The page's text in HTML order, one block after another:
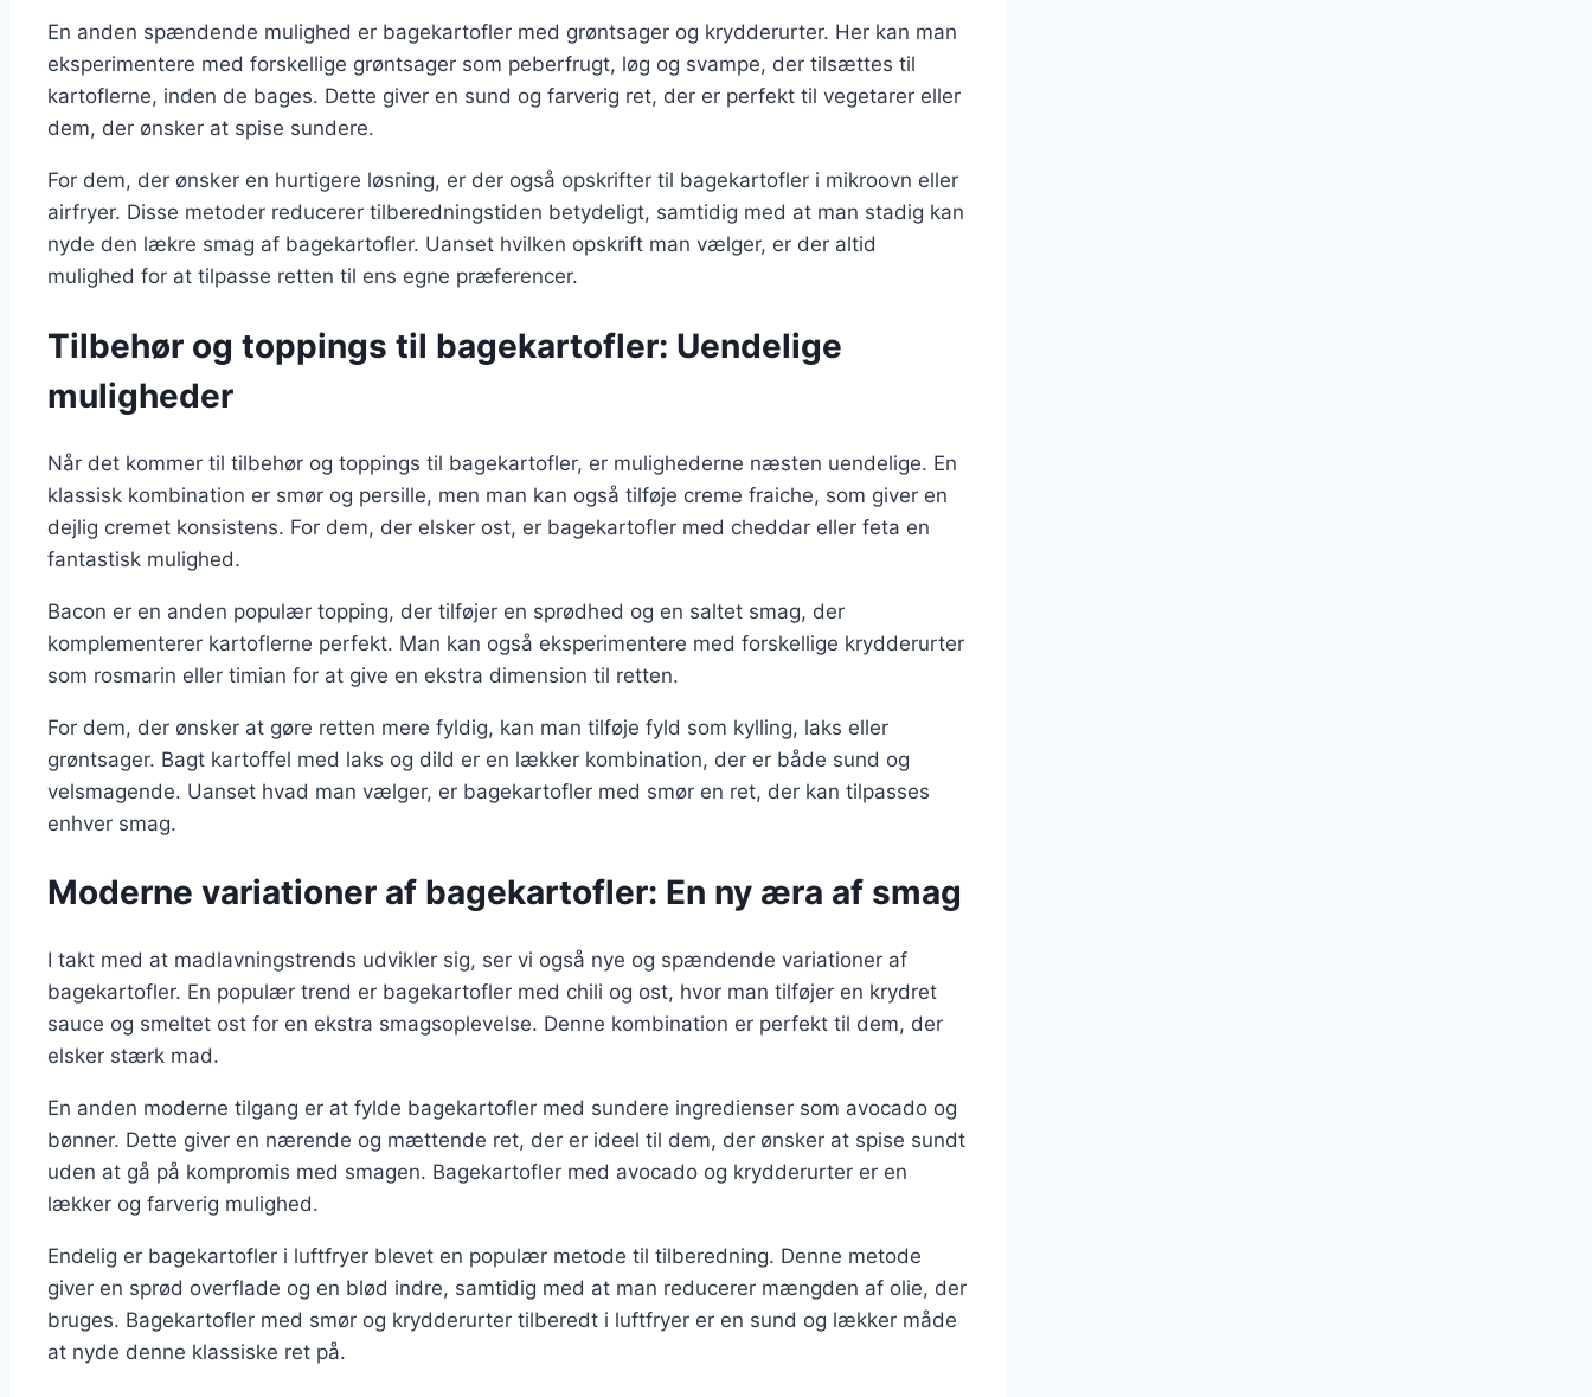
En anden spændende mulighed er bagekartofler med grøntsager og krydderurter. Her kan man
eksperimentere med forskellige grøntsager som peberfrugt, løg og svampe, der tilsættes til
kartoflerne, inden de bages. Dette giver en sund og farverig ret, der er perfekt til vegetarer eller
dem, der ønsker at spise sundere.
For dem, der ønsker en hurtigere løsning, er der også opskrifter til bagekartofler i mikroovn eller
airfryer. Disse metoder reducerer tilberedningstiden betydeligt, samtidig med at man stadig kan
nyde den lækre smag af bagekartofler. Uanset hvilken opskrift man vælger, er der altid
mulighed for at tilpasse retten til ens egne præferencer.
Tilbehør og toppings til bagekartofler: Uendelige
muligheder
Når det kommer til tilbehør og toppings til bagekartofler, er mulighederne næsten uendelige. En
klassisk kombination er smør og persille, men man kan også tilføje creme fraiche, som giver en
dejlig cremet konsistens. For dem, der elsker ost, er bagekartofler med cheddar eller feta en
fantastisk mulighed.
Bacon er en anden populær topping, der tilføjer en sprødhed og en saltet smag, der
komplementerer kartoflerne perfekt. Man kan også eksperimentere med forskellige krydderurter
som rosmarin eller timian for at give en ekstra dimension til retten.
For dem, der ønsker at gøre retten mere fyldig, kan man tilføje fyld som kylling, laks eller
grøntsager. Bagt kartoffel med laks og dild er en lækker kombination, der er både sund og
velsmagende. Uanset hvad man vælger, er bagekartofler med smør en ret, der kan tilpasses
enhver smag.
Moderne variationer af bagekartofler: En ny æra af smag
I takt med at madlavningstrends udvikler sig, ser vi også nye og spændende variationer af
bagekartofler. En populær trend er bagekartofler med chili og ost, hvor man tilføjer en krydret
sauce og smeltet ost for en ekstra smagsoplevelse. Denne kombination er perfekt til dem, der
elsker stærk mad.
En anden moderne tilgang er at fylde bagekartofler med sundere ingredienser som avocado og
bønner. Dette giver en nærende og mættende ret, der er ideel til dem, der ønsker at spise sundt
uden at gå på kompromis med smagen. Bagekartofler med avocado og krydderurter er en
lækker og farverig mulighed.
Endelig er bagekartofler i luftfryer blevet en populær metode til tilberedning. Denne metode
giver en sprød overflade og en blød indre, samtidig med at man reducerer mængden af olie, der
bruges. Bagekartofler med smør og krydderurter tilberedt i luftfryer er en sund og lækker måde
at nyde denne klassiske ret på.